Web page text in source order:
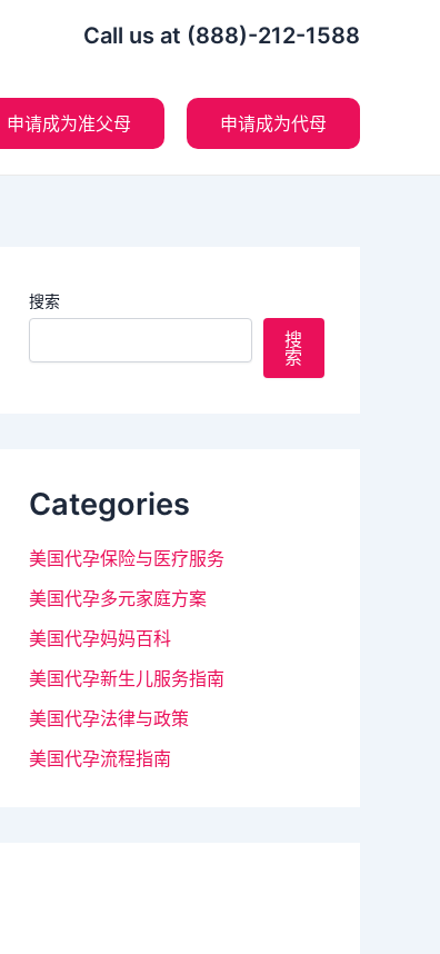
Call us at (888)-212-1588
申请成为准父母 申请成为代母
搜索
搜
索
Categories
美国代孕保险与医疗服务
美国代孕多元家庭方案
美国代孕妈妈百科
美国代孕新生儿服务指南
美国代孕法律与政策
美国代孕流程指南